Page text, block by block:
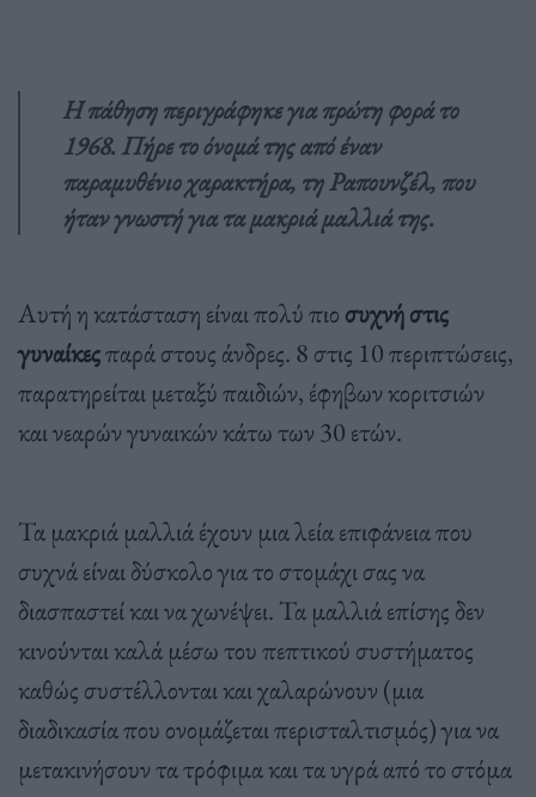
Η πάθηση περιγράφηκε για πρώτη φορά το
1968. Πήρε το όνομά της από έναν
παραμυθένιο χαρακτήρα, τη Ραπουνζέλ, που
ήταν γνωστή για τα μακριά μαλλιά της.
Αυτή η κατάσταση είναι πολύ πιο συχνή στις
γυναίκεςπαρά στους άνδρες. 8 στις 10 περιπτώσεις,
παρατηρείται μεταξύ παιδιών, έφηβων κοριτσιών
και νεαρών γυναικών κάτω των 30 ετών.
Τα μακριά μαλλιά έχουν μια λεία επιφάνεια που
συχνά είναι δύσκολο για το στομάχι σας να
διασπαστεί και να χωνέψει. Τα μαλλιά επίσης δεν
κινούνται καλά μέσω του πεπτικού συστήματος
καθώς συστέλλονται και χαλαρώνουν (μια
διαδικασία που ονομάζεται περισταλτισμός) για να
μετακινήσουν τα τρόφιμα και τα υγρά από το στόμα